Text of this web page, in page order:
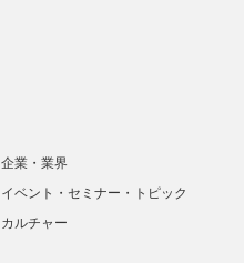
企業・業界
イベント・セミナー・トピック
カルチャー